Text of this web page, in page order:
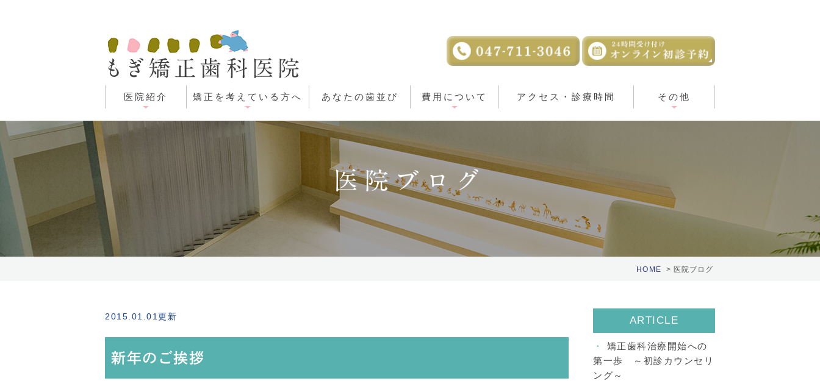
医院紹介 矯正を考えている方へ あなたの歯並び 費用について アクセス・診療時間 その他
医院ブログ
HOME 医院ブログ
2015.01.01更新
新年のご挨拶
ARTICLE
矯正歯科治療開始への
第一歩 ～初診カウンセリ
ング～